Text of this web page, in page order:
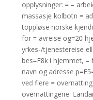
opplysninger: = –
massasje kolbotn =
toppløse norske
for = avreise og=20
yrkes-/tjenestereise
bes=F8k i hjemmet, –
navn og adresse
ved flere =
overnattingene.